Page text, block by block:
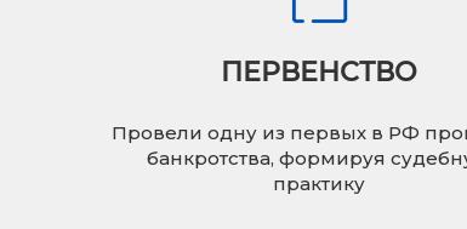
ПЕРВЕНСТВО
Провели одну из первых в РФ
банкротства, формируя
практику